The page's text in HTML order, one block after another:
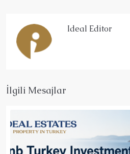
Ideal Editor
İlgili Mesajlar